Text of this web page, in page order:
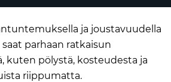
ja joustavuudella
parhaan ratkaisun
kuten pölystä, kosteudesta ja
riippumatta.